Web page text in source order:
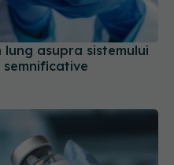
asupra sistemului
semnificative